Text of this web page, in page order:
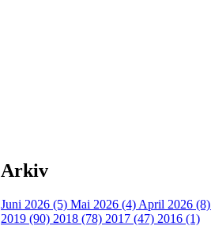
Arkiv
Juni 2026 (5) Mai 2026 (4) April 2026 (8)
2019 (90) 2018 (78) 2017 (47) 2016 (1)